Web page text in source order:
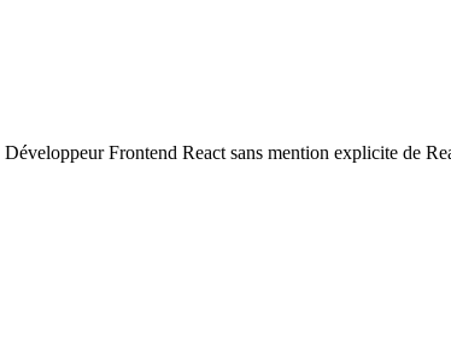
Frontend React sans mention explicite de